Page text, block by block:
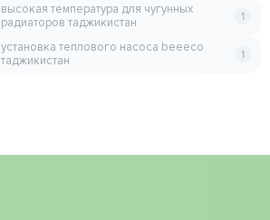
высокая температура для чугунных
радиаторов таджикистан
1
установка теплового насоса beeeco
таджикистан
1